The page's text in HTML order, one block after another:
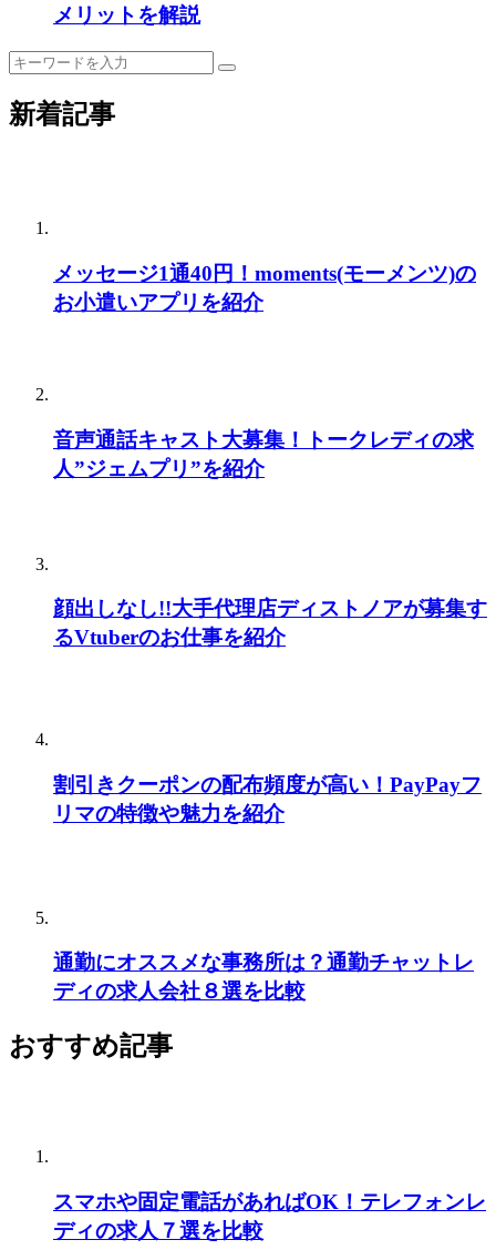
メリットを解説
新着記事
メッセージ1通40円！moments(モーメンツ)の
お小遣いアプリを紹介
音声通話キャスト大募集！トークレディの求
人”ジェムプリ”を紹介
顔出しなし!!大手代理店ディストノアが募集す
るVtuberのお仕事を紹介
割引きクーポンの配布頻度が高い！PayPayフ
リマの特徴や魅力を紹介
通勤にオススメな事務所は？通勤チャットレ
ディの求人会社８選を比較
おすすめ記事
スマホや固定電話があればOK！テレフォンレ
ディの求人７選を比較